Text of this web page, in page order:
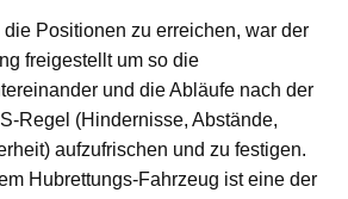
die Positionen zu erreichen, war der
freigestellt um so die
und die Abläufe nach der
Regel (Hindernisse, Abstände,
aufzufrischen und zu festigen.
Hubrettungs-Fahrzeug ist eine der